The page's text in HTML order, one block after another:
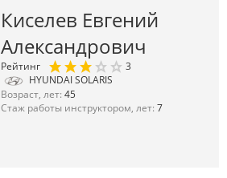
Киселев Евгений
Александрович
Рейтинг
3
HYUNDAI SOLARIS
Возраст, лет: 45
Стаж работы инструктором, лет: 7